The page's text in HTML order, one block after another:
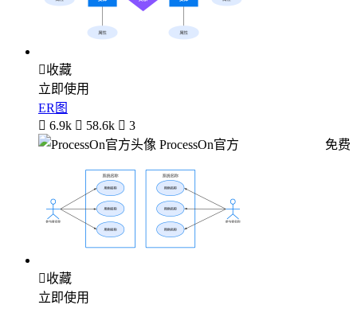
收藏
立即使用
ER图
 6.9k  58.6k  3
ProcessOn官方
免费
收藏
立即使用